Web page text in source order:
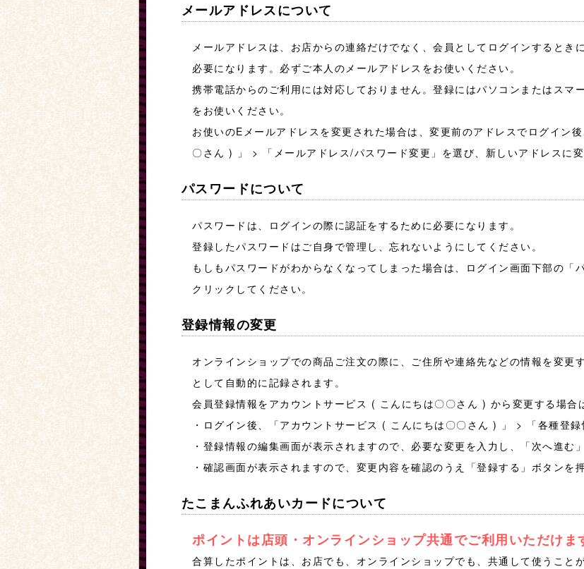
メールアドレスについて
メールアドレスは、お店からの連絡だけでなく、会員としてログインするとき
必要になります。必ずご本人のメールアドレスをお使いください。
携帯電話からのご利用には対応しておりません。登録にはパソコンまたはスマ
をお使いください。
お使いのEメールアドレスを変更された場合は、変更前のアドレスでログイン
〇さん ) 」 > 「メールアドレス/パスワード変更」を選び、新しいアドレスに変
パスワードについて
パスワードは、ログインの際に認証をするために必要になります。
登録したパスワードはご自身で管理し、忘れないようにしてください。
もしもパスワードがわからなくなってしまった場合は、ログイン画面下部の「
クリックしてください。
登録情報の変更
オンラインショップでの商品ご注文の際に、ご住所や連絡先などの情報を変更
として自動的に記録されます。
会員登録情報をアカウントサービス ( こんにちは〇〇さん ) から変更する場合
・ログイン後、「アカウントサービス ( こんにちは〇〇さん ) 」 > 「各種登録
・登録情報の編集画面が表示されますので、必要な変更を入力し、「次へ進む
・確認画面が表示されますので、変更内容を確認のうえ「登録する」ボタンを
たこまんふれあいカードについて
ポイントは店頭・オンラインショップ共通でご利用いただけま
合算したポイントは、お店でも、オンラインショップでも、共通して使うことが